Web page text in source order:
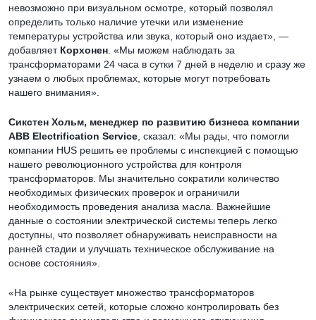
невозможно при визуальном осмотре, который позволял
определить только наличие утечки или изменение
температуры устройства или звука, который оно издает», —
добавляет Корхонен . «Мы можем наблюдать за
трансформаторами 24 часа в сутки 7 дней в неделю и сразу же
узнаем о любых проблемах, которые могут потребовать
нашего внимания».
Сикстен Хольм, менеджер по развитию бизнеса компании
ABB Electrification Service , сказал: «Мы рады, что помогли
компании HUS решить ее проблемы с инспекцией с помощью
нашего революционного устройства для контроля
трансформаторов. Мы значительно сократили количество
необходимых физических проверок и ограничили
необходимость проведения анализа масла. Важнейшие
данные о состоянии электрической системы теперь легко
доступны, что позволяет обнаруживать неисправности на
ранней стадии и улучшать техническое обслуживание на
основе состояния».
«На рынке существует множество трансформаторов
электрических сетей, которые сложно контролировать без